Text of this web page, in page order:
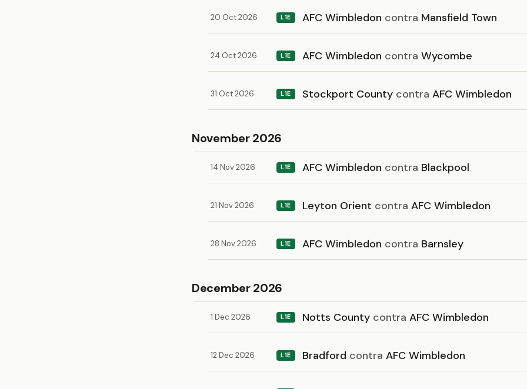
20 Oct 2026 L1E AFC Wimbledon contra Mansfield Town
24 Oct 2026 L1E AFC Wimbledon contra Wycombe
31 Oct 2026 L1E Stockport County contra AFC Wimbledon
November 2026
14 Nov 2026 L1E AFC Wimbledon contra Blackpool
21 Nov 2026 L1E Leyton Orient contra AFC Wimbledon
28 Nov 2026 L1E AFC Wimbledon contra Barnsley
December 2026
1 Dec 2026 L1E Notts County contra AFC Wimbledon
12 Dec 2026 L1E Bradford contra AFC Wimbledon